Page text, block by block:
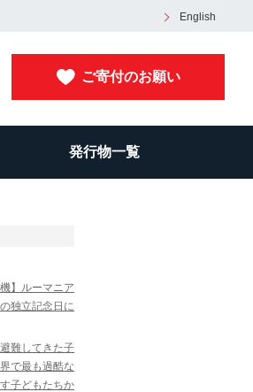
English
ご寄付のお願い
発行物一覧
】ルーマニア
独立記念日に
難してきた子
で最も過酷な
子どもたちか